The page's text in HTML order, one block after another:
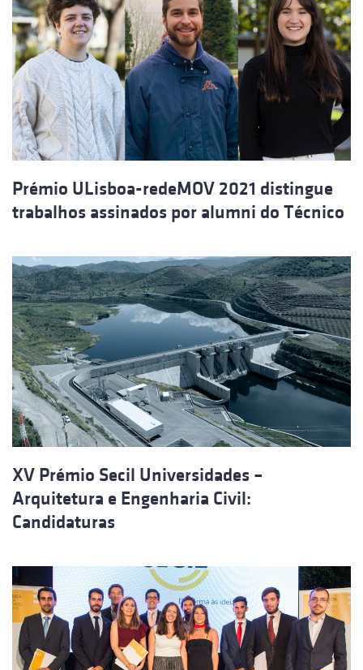
Prémio ULisboa-redeMOV 2021 distingue
trabalhos assinados por alumni do Técnico
XV Prémio Secil Universidades –
Arquitetura e Engenharia Civil:
Candidaturas